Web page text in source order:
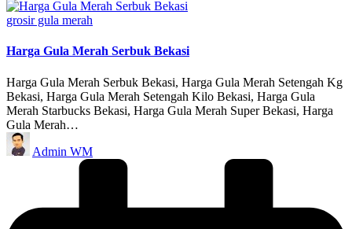
Posted
grosir gula merah
Harga Gula Merah Serbuk Bekasi
Harga Gula Merah Serbuk Bekasi, Harga Gula Merah Setengah Kg
Bekasi, Harga Gula Merah Setengah Kilo Bekasi, Harga Gula
Merah Starbucks Bekasi, Harga Gula Merah Super Bekasi, Harga
Gula Merah…
Posted
by
Admin WM